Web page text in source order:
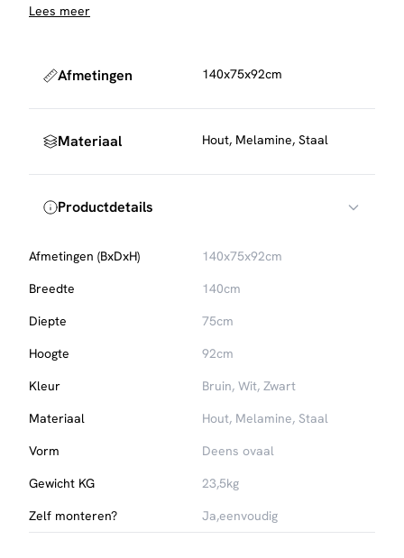
tijdloze tafel.
Lees meer
Afmetingen 140x75x92cm
Materiaal Hout, Melamine, Staal
Productdetails
Afmetingen (BxDxH)
140x75x92cm
Breedte
140cm
Diepte
75cm
Hoogte
92cm
Kleur
Bruin, Wit, Zwart
Materiaal
Hout, Melamine, Staal
Vorm
Deens ovaal
Gewicht KG
23,5kg
Zelf monteren?
Ja,eenvoudig